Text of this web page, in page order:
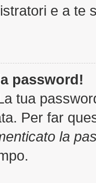
e a te
password!
tua
Per far
la